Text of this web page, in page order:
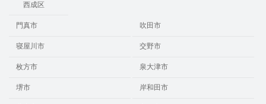
西成区
門真市 吹田市
寝屋川市 交野市
枚方市 泉大津市
堺市 岸和田市